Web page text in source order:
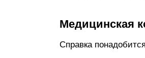
Медицинская
Справка